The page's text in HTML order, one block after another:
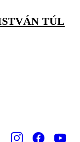
TÚL